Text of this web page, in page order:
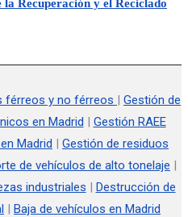
la Recuperación y el Reciclado
férreos y no férreos
Gestión de
en Madrid
Gestión RAEE
Madrid
Gestión de residuos
de vehículos de alto tonelaje
industriales
Destrucción de
Baja de vehículos en Madrid